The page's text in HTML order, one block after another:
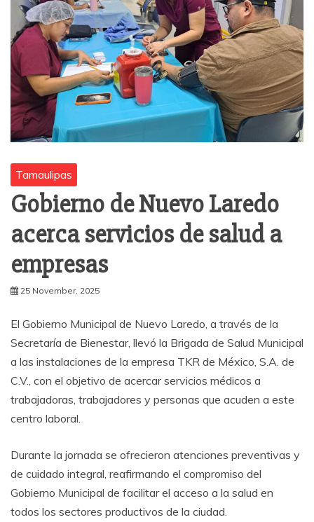
Tamaulipas
Gobierno de Nuevo Laredo
acerca servicios de salud a
empresas
25 November, 2025
El Gobierno Municipal de Nuevo Laredo, a través de la
Secretaría de Bienestar, llevó la Brigada de Salud Municipal
a las instalaciones de la empresa TKR de México, S.A. de
C.V., con el objetivo de acercar servicios médicos a
trabajadoras, trabajadores y personas que acuden a este
centro laboral.
Durante la jornada se ofrecieron atenciones preventivas y
de cuidado integral, reafirmando el compromiso del
Gobierno Municipal de facilitar el acceso a la salud en
todos los sectores productivos de la ciudad.